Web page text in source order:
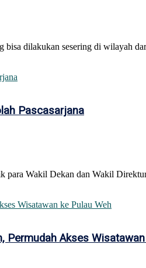
dilakukan sesering di wilayah
Pascasarjana
Wakil Dekan dan Wakil
Permudah Akses